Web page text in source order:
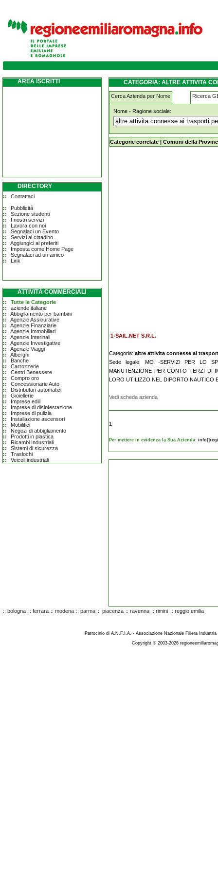
altre-attivita-connesse-ai-trasporti-per-
AREA ISCRITTI
DIRECTORY
Contattaci
Pubblicità
Sezione studenti
I nostri servizi
Lavora con noi
Segnalaci un Evento
Servizi al cittadino
Aggiungici ai preferiti
Imposta come Home Page
Segnalaci ad un amico
Link
ATTIVITÀ COMMERCIALI
Tutte le Categorie
aziende italiane
Abbigliamento per bambini
Agenzie Assicurative
Agenzie Finanziarie
Agenzie Immobiliari
Agenzie Interinali
Agenzie Investigative
Agenzie Viaggi
Alberghi
Banche
Carrozzerie
Centri Benessere
Compro oro
Concessionarie Auto
Distributori automatici
Gioiellerie
Imprese edili
Imprese di disinfestazione
Imprese di pulizia
Installazione ascensori
Mobilifici
Negozi di abbigliamento
Prodotti in plastica
Ricambi Industriali
Sistemi di sicurezza
Traslochi
Veicoli industriali
CATEGORIA: ALTRE ATTIVITA
Cerca Azienda per Nome Ricerca
Nome - Ragione sociale:
altre-attivita-connesse-ai-trasporti-
Categorie correlate | Comuni della
1-SAIL.NET S.R.L.
Categoria: altre attivita connesse ai
Sede legale: MO -SERVIZI PER LO
MANUTENZIONE PER CONTO TERZI DI
LORO UTILIZZO NEL DIPORTO NAUTICO
Vedi scheda azienda
1
Per mettere in evidenza la Sua Azienda:
:: bologna :: ferrara :: modena :: parma :: piacenza :: ravenna :: rimini :: reggio emilia
Patrocinio di A.N.F.I.A. - Associazione Nazionale Filiera
Copyright © 2003-2026